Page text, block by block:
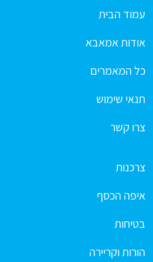
עמוד הבית
אודות אמאבא
כל המאמרים
תנאי שימוש
צרו קשר
צרכנות
איפה הכסף
בטיחות
הורות וקריירה